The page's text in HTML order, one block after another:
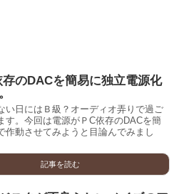
存のDACを簡易に独立電源化
い日にはＢ級？オーディオ弄りで過ご
す。今回は電源がＰC依存のDACを簡
作動させてみようと目論んでみまし
記事を読む